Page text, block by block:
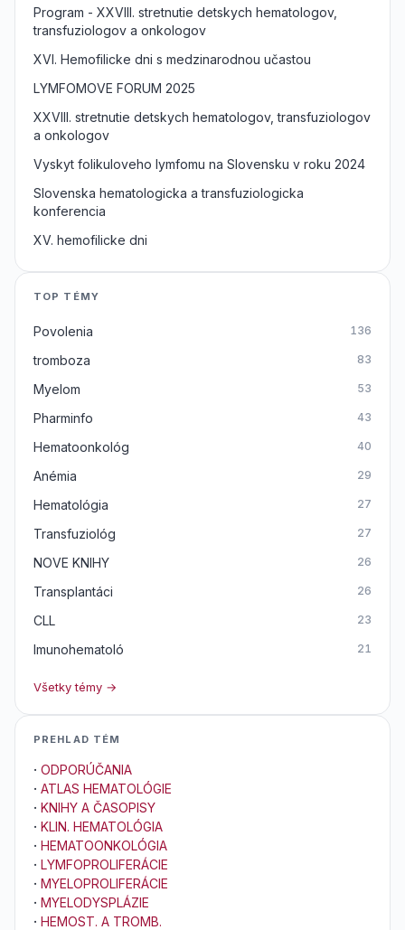
Program - XXVIII. stretnutie detskych hematologov,
transfuziologov a onkologov
XVI. Hemofilicke dni s medzinarodnou učastou
LYMFOMOVE FORUM 2025
XXVIII. stretnutie detskych hematologov, transfuziologov
a onkologov
Vyskyt folikuloveho lymfomu na Slovensku v roku 2024
Slovenska hematologicka a transfuziologicka
konferencia
XV. hemofilicke dni
TOP TÉMY
Povolenia 136
tromboza 83
Myelom 53
Pharminfo 43
Hematoonkológ 40
Anémia 29
Hematológia 27
Transfuziológ 27
NOVE KNIHY 26
Transplantáci 26
CLL 23
Imunohematoló 21
Všetky témy →
PREHLAD TÉM
· ODPORÚČANIA
· ATLAS HEMATOLÓGIE
· KNIHY A ČASOPISY
· KLIN. HEMATOLÓGIA
· HEMATOONKOLÓGIA
· LYMFOPROLIFERÁCIE
· MYELOPROLIFERÁCIE
· MYELODYSPLÁZIE
· HEMOST. A TROMB.